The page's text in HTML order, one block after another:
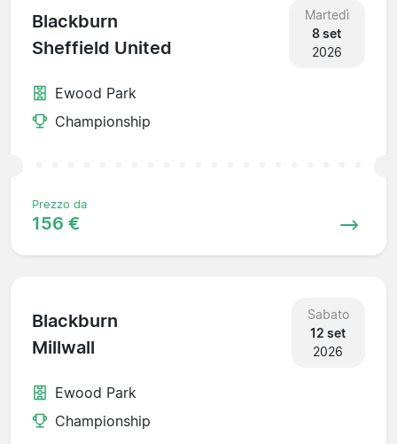
Blackburn
Sheffield United
Martedì
8 set
2026
Ewood Park
Championship
Prezzo da
156 €
Blackburn
Millwall
Sabato
12 set
2026
Ewood Park
Championship